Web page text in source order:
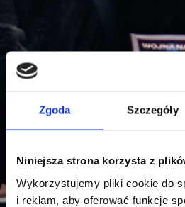
Zgoda Szczegóły
Niniejsza strona korzysta z
Wykorzystujemy pliki cookie do
i reklam, aby oferować funkcje